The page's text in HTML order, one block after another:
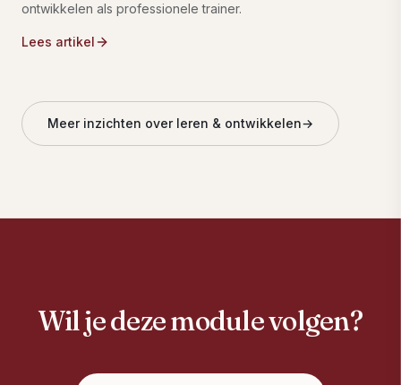
ontwikkelen als professionele trainer.
Lees artikel
Meer inzichten over leren & ontwikkelen→
Wil je deze module volgen?